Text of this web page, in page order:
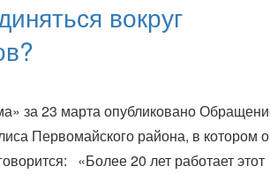
вокруг
за 23 марта опубликовано
Первомайского района, в котором о
«Более 20 лет работает этот